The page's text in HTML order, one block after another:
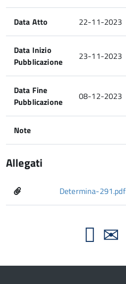
Data Atto 22-11-2023
Data Inizio
Pubblicazione
23-11-2023
Data Fine
Pubblicazione
08-12-2023
Note
Allegati
Determina-291.pdf